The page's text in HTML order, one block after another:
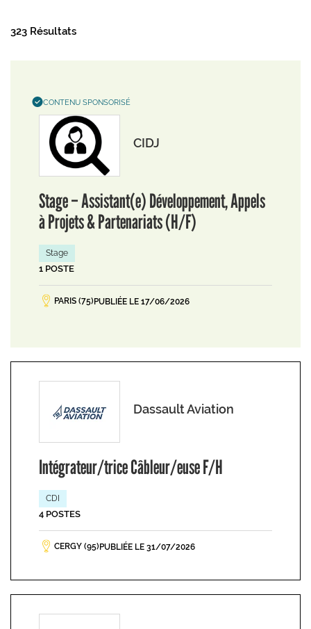
323 Résultats
CONTENU SPONSORISÉ
CIDJ
Stage – Assistant(e) Développement, Appels
à Projets & Partenariats (H/F)
Stage
1 POSTE
PARIS (75) PUBLIÉE LE 17/06/2026
Dassault Aviation
Intégrateur/trice Câbleur/euse F/H
CDI
4 POSTES
CERGY (95) PUBLIÉE LE 31/07/2026